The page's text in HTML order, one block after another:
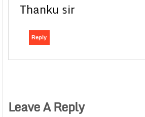
Thanku sir
Reply
Leave A Reply